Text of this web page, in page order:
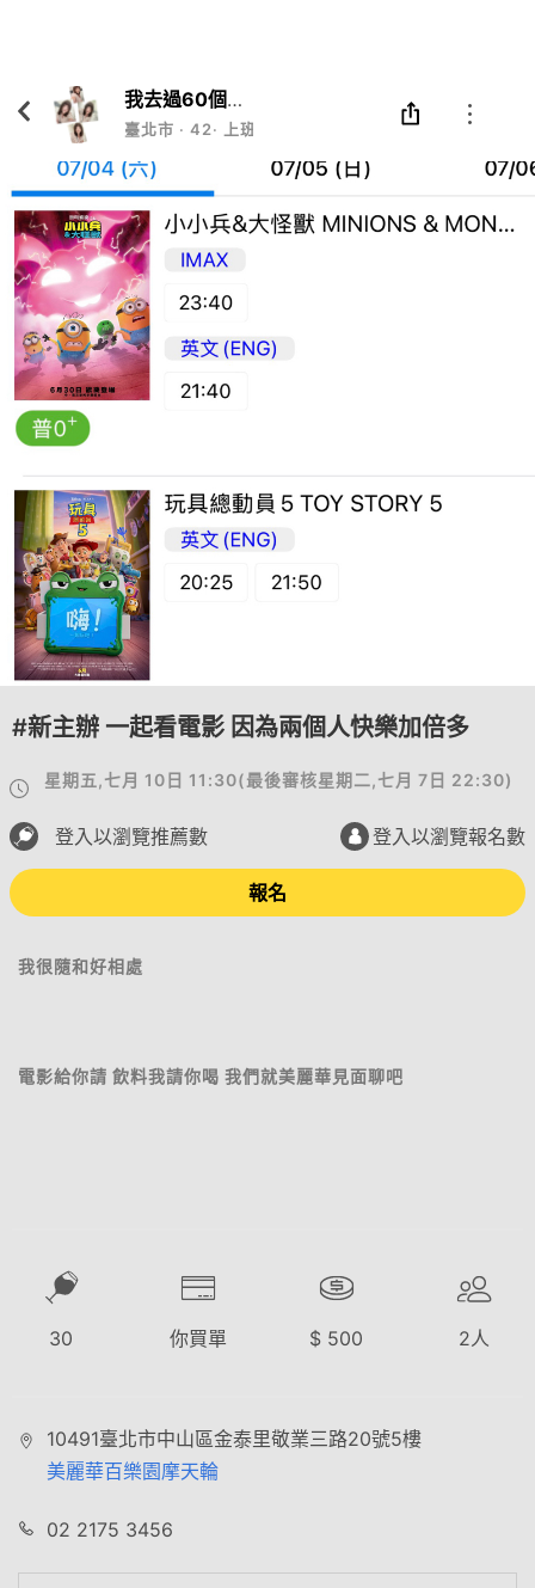
我去過60個國家旅遊
臺北市 ‧ 42‧ 上班族
#新主辦 一起看電影 因為兩個人快樂加倍多
星期五,七月 10日 11:30(最後審核星期二,七月 7日 22:30)
登入以瀏覽推薦數 登入以瀏覽報名數
報名
我很隨和好相處
電影給你請 飲料我請你喝 我們就美麗華見面聊吧
30 你買單 $ 500 2人
10491臺北市中山區金泰里敬業三路20號5樓
美麗華百樂園摩天輪
02 2175 3456